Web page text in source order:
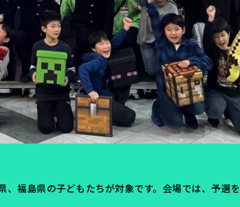
福島県の子どもたちが対象です。会場では、予選